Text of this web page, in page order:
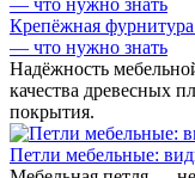
Крепёжная
— что нужно знать
Надёжность
качества древесных
покрытия.
Петли мебельные: